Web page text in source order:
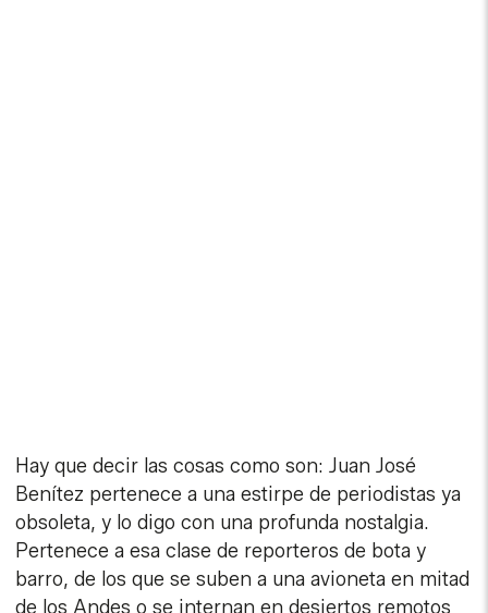
Hay que decir las cosas como son: Juan José
Benítez pertenece a una estirpe de periodistas ya
obsoleta, y lo digo con una profunda nostalgia.
Pertenece a esa clase de reporteros de bota y
barro, de los que se suben a una avioneta en mitad
de los Andes o se internan en desiertos remotos